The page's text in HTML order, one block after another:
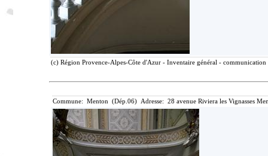
(c) Région Provence-Alpes-Côte d'Azur - Inventaire général -
Commune: Menton (Dép.06) Adresse: 28 avenue Riviera les Vignasses